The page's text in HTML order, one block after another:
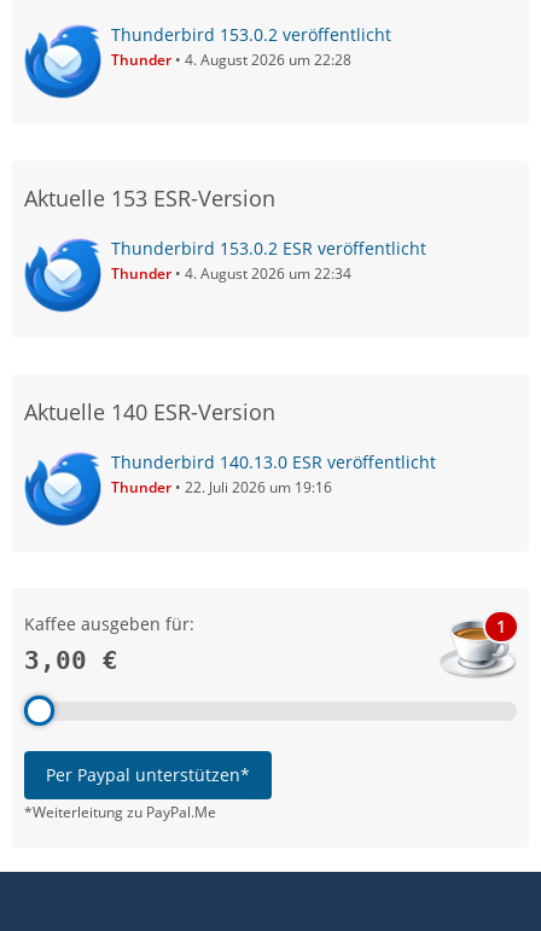
Thunderbird 153.0.2 veröffentlicht
Thunder 4. August 2026 um 22:28
Aktuelle 153 ESR-Version
Thunderbird 153.0.2 ESR veröffentlicht
Thunder 4. August 2026 um 22:34
Aktuelle 140 ESR-Version
Thunderbird 140.13.0 ESR veröffentlicht
Thunder 22. Juli 2026 um 19:16
Kaffee ausgeben für:
3,00 €
1
Per Paypal unterstützen*
*Weiterleitung zu PayPal.Me